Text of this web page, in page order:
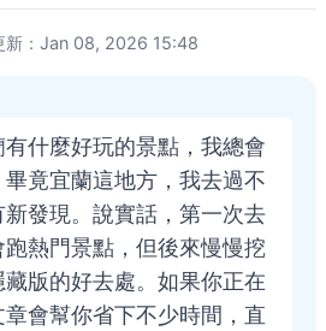
新：Jan 08, 2026 15:48
什麼好玩的景點，我總會
竟宜蘭這地方，我去過不
發現。說實話，第一次去
熱門景點，但後來慢慢挖
版的好去處。如果你正在
會幫你省下不少時間，直